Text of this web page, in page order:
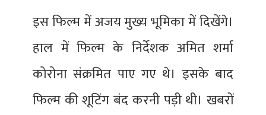
इस फिल्म में अजय मुख्य भूमिका में दिखेंगे।
हाल में फिल्म के निर्देशक अमित शर्मा
कोरोना संक्रमित पाए गए थे। इसके बाद
फिल्म की शूटिंग बंद करनी पड़ी थी। खबरों